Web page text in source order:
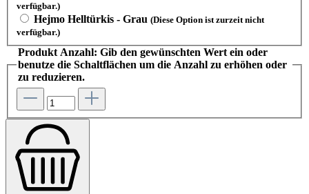
verfügbar.)
Hejmo Helltürkis - Grau (Diese Option ist zurzeit nicht
verfügbar.)
Produkt Anzahl: Gib den gewünschten Wert ein oder
benutze die Schaltflächen um die Anzahl zu erhöhen oder
zu reduzieren.